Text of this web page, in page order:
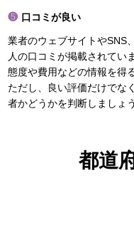
口コミが良い
業者のウェブサイトやSNS
人の口コミが掲載されてい
態度や費用などの情報を得
ただし、良い評価だけでな
者かどうかを判断しましょう
都道